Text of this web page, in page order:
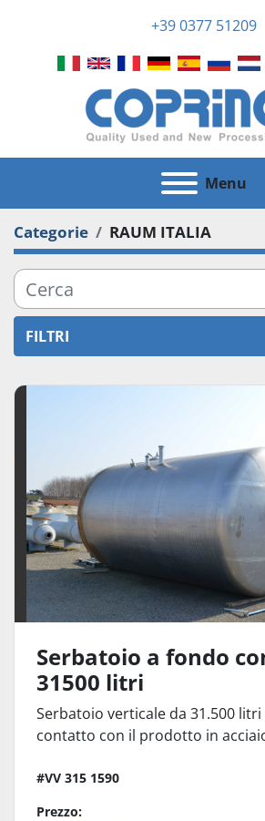
+39 0377 51209
Menu
Categorie RAUM ITALIA
FILTRI
Tutte le categorie
Serbatoio a fondo
31500 litri
Serbatoio verticale da 31.500
contatto con il prodotto in
#VV 315 1590
Prezzo: